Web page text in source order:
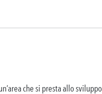
che si presta allo sviluppo